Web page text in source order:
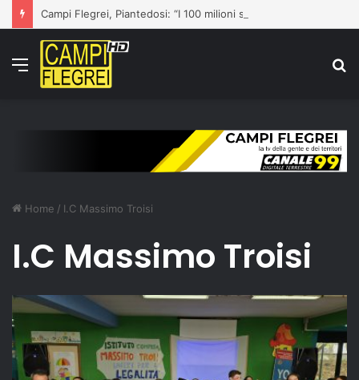
Menu
Home / I.C Massimo Troisi
I.C Massimo Troisi